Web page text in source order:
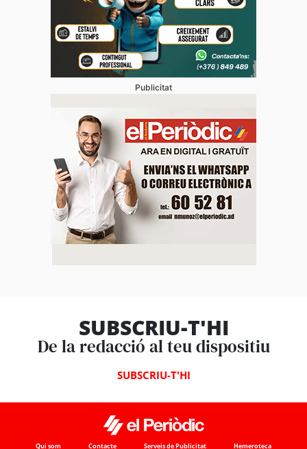
Publicitat
SUBSCRIU-T'HI
De la redacció al teu dispositiu
SUBSCRIU-T'HI
Qui som Contacte Serveis de Publicitat Hemeroteca